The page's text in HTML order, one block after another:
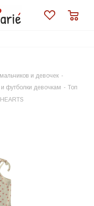
и девочек -
футболки девочкам - Топ